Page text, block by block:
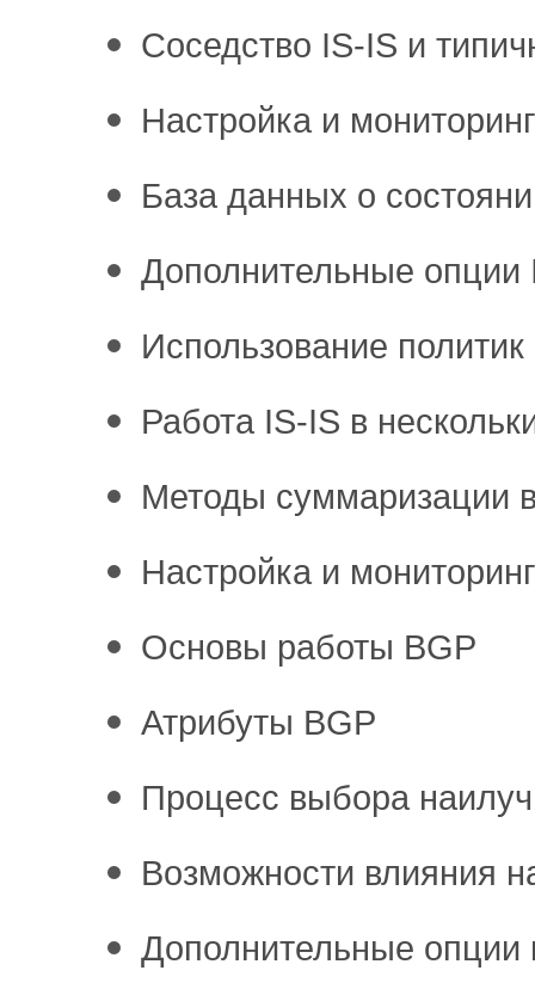
Соседство IS-IS и
Настройка и
База данных о
Дополнительные опции
Использование
Работа IS-IS в
Методы суммаризации
Настройка и
Основы работы BGP
Атрибуты BGP
Процесс выбора
Возможности влияния
Дополнительные опции